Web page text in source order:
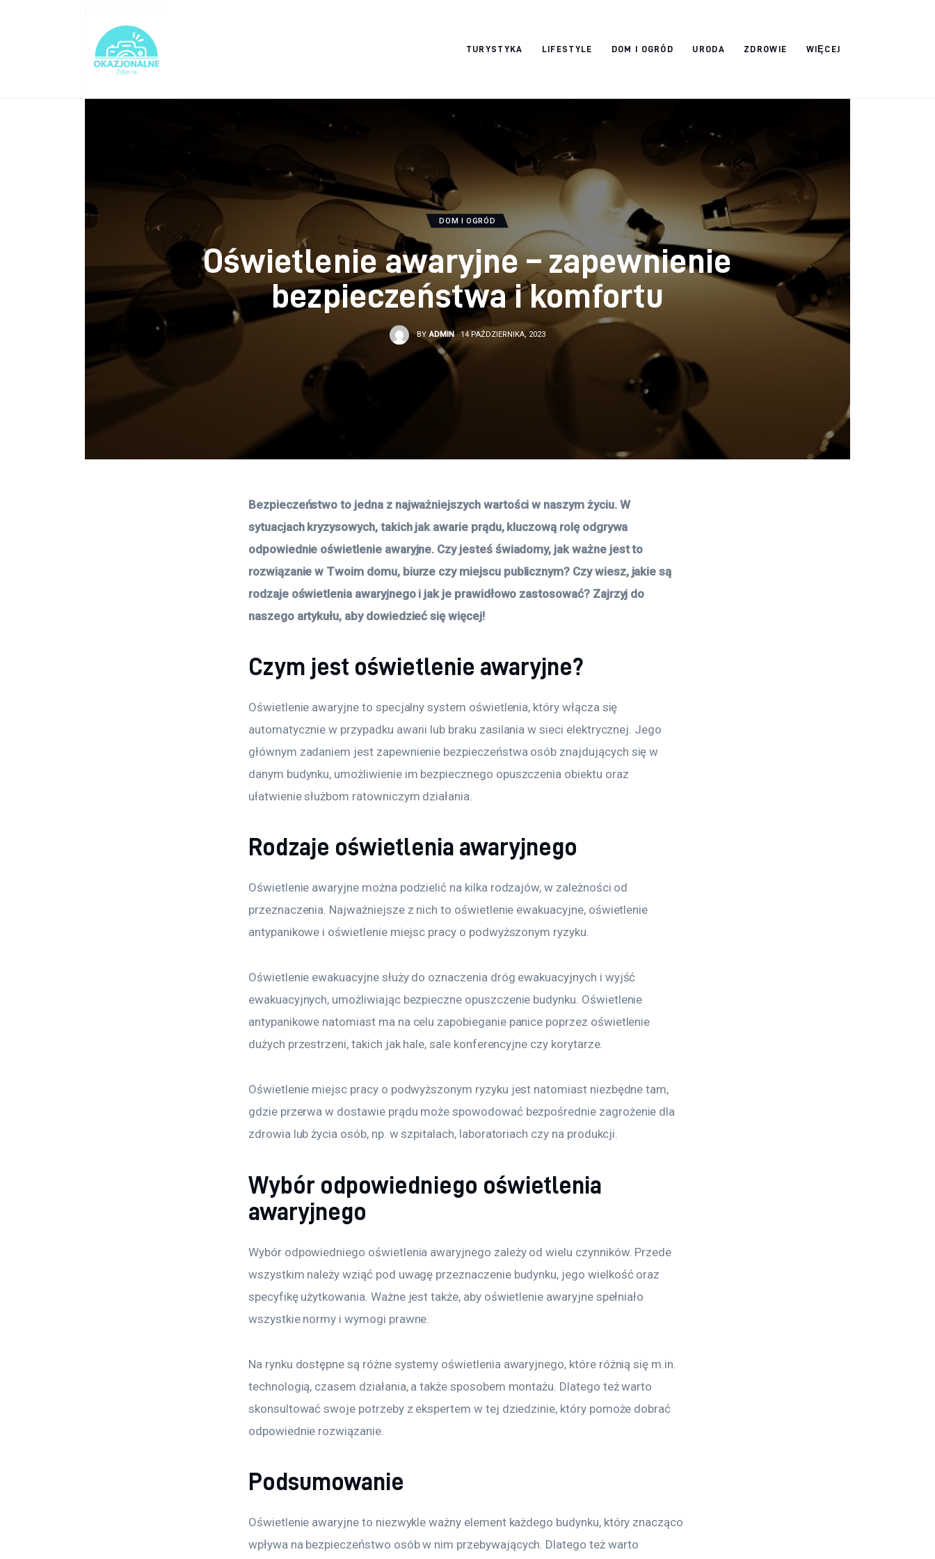
TURYSTYKA LIFESTYLE DOM I OGRÓD URODA ZDROWIE WIĘCEJ
okazjonalne-
DOM I OGRÓD
Oświetlenie awaryjne – zapewnienie
bezpieczeństwa i komfortu
BY ADMIN 14 PAŹDZIERNIKA, 2023
Bezpieczeństwo to jedna z najważniejszych wartości w naszym życiu. W
sytuacjach kryzysowych, takich jak awarie prądu, kluczową rolę odgrywa
odpowiednie oświetlenie awaryjne. Czy jesteś świadomy, jak ważne jest to
rozwiązanie w Twoim domu, biurze czy miejscu publicznym? Czy wiesz, jakie są
rodzaje oświetlenia awaryjnego i jak je prawidłowo zastosować? Zajrzyj do
naszego artykułu, aby dowiedzieć się więcej!
Czym jest oświetlenie awaryjne?
Oświetlenie awaryjne to specjalny system oświetlenia, który włącza się
automatycznie w przypadku awarii lub braku zasilania w sieci elektrycznej. Jego
głównym zadaniem jest zapewnienie bezpieczeństwa osób znajdujących się w
danym budynku, umożliwienie im bezpiecznego opuszczenia obiektu oraz
ułatwienie służbom ratowniczym działania.
Rodzaje oświetlenia awaryjnego
Oświetlenie awaryjne można podzielić na kilka rodzajów, w zależności od
przeznaczenia. Najważniejsze z nich to oświetlenie ewakuacyjne, oświetlenie
antypanikowe i oświetlenie miejsc pracy o podwyższonym ryzyku.
Oświetlenie ewakuacyjne służy do oznaczenia dróg ewakuacyjnych i wyjść
ewakuacyjnych, umożliwiając bezpieczne opuszczenie budynku. Oświetlenie
antypanikowe natomiast ma na celu zapobieganie panice poprzez oświetlenie
dużych przestrzeni, takich jak hale, sale konferencyjne czy korytarze.
Oświetlenie miejsc pracy o podwyższonym ryzyku jest natomiast niezbędne tam,
gdzie przerwa w dostawie prądu może spowodować bezpośrednie zagrożenie dla
zdrowia lub życia osób, np. w szpitalach, laboratoriach czy na produkcji.
Wybór odpowiedniego oświetlenia
awaryjnego
Wybór odpowiedniego oświetlenia awaryjnego zależy od wielu czynników. Przede
wszystkim należy wziąć pod uwagę przeznaczenie budynku, jego wielkość oraz
specyfikę użytkowania. Ważne jest także, aby oświetlenie awaryjne spełniało
wszystkie normy i wymogi prawne.
Na rynku dostępne są różne systemy oświetlenia awaryjnego, które różnią się m.in.
technologią, czasem działania, a także sposobem montażu. Dlatego też warto
skonsultować swoje potrzeby z ekspertem w tej dziedzinie, który pomoże dobrać
odpowiednie rozwiązanie.
Podsumowanie
Oświetlenie awaryjne to niezwykle ważny element każdego budynku, który znacząco
wpływa na bezpieczeństwo osób w nim przebywających. Dlatego też warto